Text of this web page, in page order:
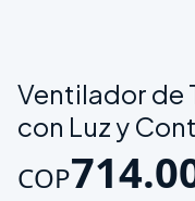
Ventilador de
con Luz y
COP